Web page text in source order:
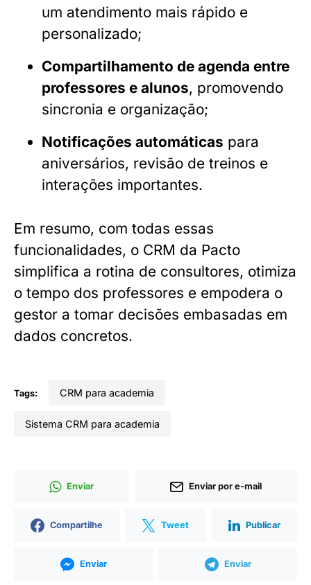
um atendimento mais rápido e
personalizado;
Compartilhamento de agenda entre
professores e alunos, promovendo
sincronia e organização;
Notificações automáticas para
aniversários, revisão de treinos e
interações importantes.
Em resumo, com todas essas
funcionalidades, o CRM da Pacto
simplifica a rotina de consultores, otimiza
o tempo dos professores e empodera o
gestor a tomar decisões embasadas em
dados concretos.
Tags: CRM para academia
sistema CRM para academia
Enviar Enviar por e-mail
Compartilhe Tweet Publicar
Enviar Enviar